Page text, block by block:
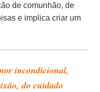
de comunhão, de
e implica criar um
incondicional,
do cuidado